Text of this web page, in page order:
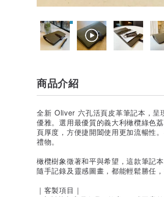
商品介紹
全新 Oliver 六孔活頁皮革筆記本，呈
優雅。選用最優質的義大利橄欖綠色
頁厚度，方便捷開闔使用更加流暢性
禮物。
橄欖樹象徵著和平與希望，這款筆記
隨手記錄及靈感圖畫，都能輕鬆勝任
｜客製項目｜